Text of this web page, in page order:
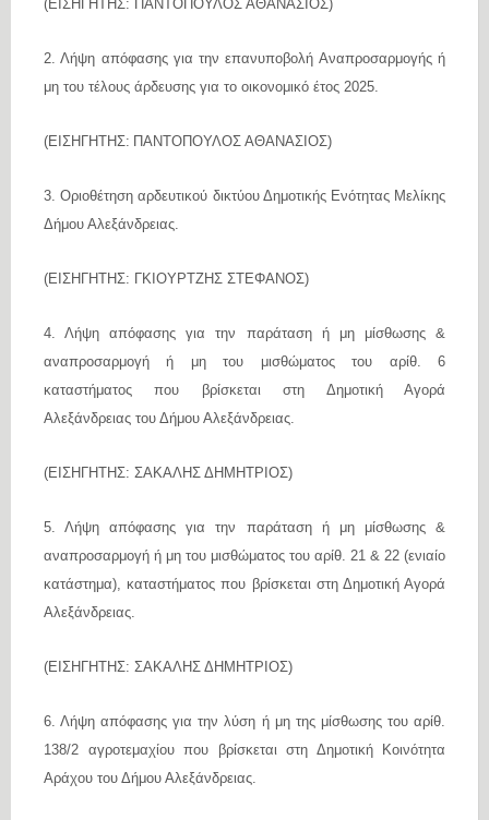
(ΕΙΣΗΓΗΤΗΣ: ΠΑΝΤΟΠΟΥΛΟΣ ΑΘΑΝΑΣΙΟΣ)
2. Λήψη απόφασης για την επανυποβολή Αναπροσαρμογής ή
μη του τέλους άρδευσης για το οικονομικό έτος 2025.
(ΕΙΣΗΓΗΤΗΣ: ΠΑΝΤΟΠΟΥΛΟΣ ΑΘΑΝΑΣΙΟΣ)
3. Οριοθέτηση αρδευτικού δικτύου Δημοτικής Ενότητας Μελίκης
Δήμου Αλεξάνδρειας.
(ΕΙΣΗΓΗΤΗΣ: ΓΚΙΟΥΡΤΖΗΣ ΣΤΕΦΑΝΟΣ)
4. Λήψη απόφασης για την παράταση ή μη μίσθωσης &
αναπροσαρμογή ή μη του μισθώματος του αρίθ. 6
καταστήματος που βρίσκεται στη Δημοτική Αγορά
Αλεξάνδρειας του Δήμου Αλεξάνδρειας.
(ΕΙΣΗΓΗΤΗΣ: ΣΑΚΑΛΗΣ ΔΗΜΗΤΡΙΟΣ)
5. Λήψη απόφασης για την παράταση ή μη μίσθωσης &
αναπροσαρμογή ή μη του μισθώματος του αρίθ. 21 & 22 (ενιαίο
κατάστημα), καταστήματος που βρίσκεται στη Δημοτική Αγορά
Αλεξάνδρειας.
(ΕΙΣΗΓΗΤΗΣ: ΣΑΚΑΛΗΣ ΔΗΜΗΤΡΙΟΣ)
6. Λήψη απόφασης για την λύση ή μη της μίσθωσης του αρίθ.
138/2 αγροτεμαχίου που βρίσκεται στη Δημοτική Κοινότητα
Αράχου του Δήμου Αλεξάνδρειας.